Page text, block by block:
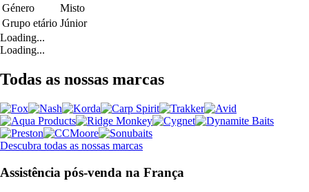
Género
Misto
Grupo etário Júnior
Loading...
Loading...
Todas as nossas marcas
Descubra todas as nossas marcas
Assistência pós-venda na França